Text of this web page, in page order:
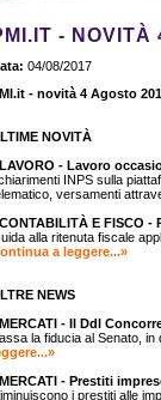
- NOVITÀ
04/08/2017
- novità 4 Agosto
NOVITÀ
LAVORO - Lavoro
INPS sulla
versamenti
CONTABILITÀ E FISCO
alla ritenuta fiscale
a leggere...»
NEWS
- Il Ddl
la fiducia al Senato,
- Prestiti
i prestiti alle